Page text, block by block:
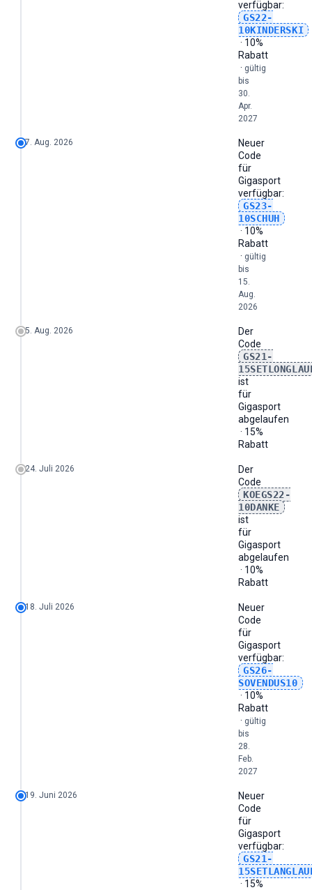
verfügbar:
GS22-
10KINDERSKI
· 10%
Rabatt
· gültig
bis
30.
Apr.
2027
7. Aug. 2026
Neuer
Code
für
Gigasport
verfügbar:
GS23-
10SCHUH
· 10%
Rabatt
· gültig
bis
15.
Aug.
2026
5. Aug. 2026
Der
Code
GS21-
ist
für
Gigasport
abgelaufen
· 15%
Rabatt
24. Juli 2026
Der
Code
KOEGS22-
10DANKE
ist
für
Gigasport
abgelaufen
· 10%
Rabatt
18. Juli 2026
Neuer
Code
für
Gigasport
verfügbar:
GS26-
SOVENDUS10
· 10%
Rabatt
· gültig
bis
28.
Feb.
2027
19. Juni 2026
Neuer
Code
für
Gigasport
verfügbar:
GS21-
· 15%